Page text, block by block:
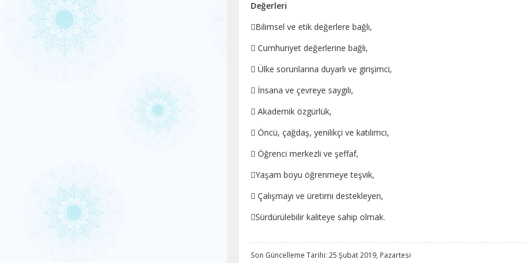
Değerleri
Bilimsel ve etik değerlere bağlı,
 Cumhuriyet değerlerine bağlı,
 Ülke sorunlarına duyarlı ve girişimci,
 İnsana ve çevreye saygılı,
 Akademik özgürlük,
 Öncü, çağdaş, yenilikçi ve katılımcı,
 Öğrenci merkezli ve şeffaf,
Yaşam boyu öğrenmeye teşvik,
 Çalışmayı ve üretimi destekleyen,
Sürdürülebilir kaliteye sahip olmak.
Son Güncelleme Tarihi: 25 Şubat 2019, Pazartesi